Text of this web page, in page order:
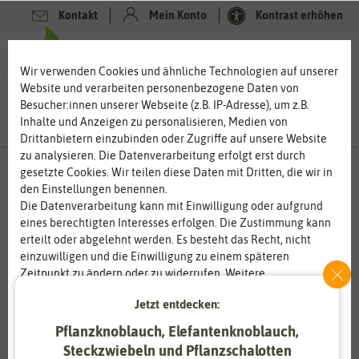
Kontakt Mein Konto Kontrast erhöhen
Wir verwenden Cookies und ähnliche Technologien auf unserer
Website und verarbeiten personenbezogene Daten von
Besucher:innen unserer Webseite (z.B. IP-Adresse), um z.B.
Inhalte und Anzeigen zu personalisieren, Medien von
Drittanbietern einzubinden oder Zugriffe auf unsere Website
zu analysieren. Die Datenverarbeitung erfolgt erst durch
gesetzte Cookies. Wir teilen diese Daten mit Dritten, die wir in
den Einstellungen benennen.
Die Datenverarbeitung kann mit Einwilligung oder aufgrund
eines berechtigten Interesses erfolgen. Die Zustimmung kann
erteilt oder abgelehnt werden. Es besteht das Recht, nicht
einzuwilligen und die Einwilligung zu einem späteren
Zeitpunkt zu ändern oder zu widerrufen. Weitere
Informationen zur Verwendung personenbezogener Daten und
den Diensten erklären wir in unsererDaten­schutz­erklärung
Essenziell Statistik
Jetzt entdecken:
Pflanzknoblauch, Elefantenknoblauch,
Steckzwiebeln und Pflanzschalotten